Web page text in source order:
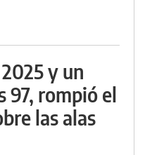
y un
97, rompió el
las alas